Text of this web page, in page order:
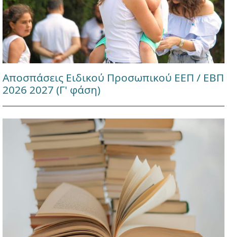
Αποσπάσεις Ειδικού Προσωπικού ΕΕΠ / ΕΒΠ
2026 2027 (Γ' φάση)